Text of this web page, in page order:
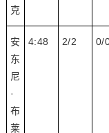
克
安
东
尼
·
布
莱
4:48 2/2 0/